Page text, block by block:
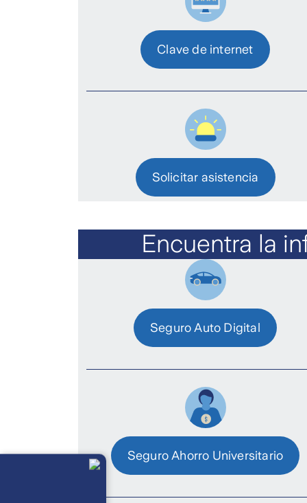
Clave de internet
Solicitar asistencia
Encuentra la
Seguro Auto Digital
Seguro Ahorro Universitario
Llámanos